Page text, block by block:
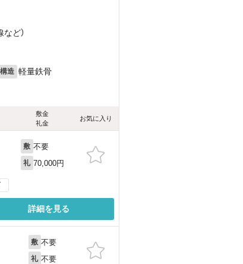
など）
造 軽量鉄骨
敷金
礼金
お気に入り
敷 不要
礼 70,000円
詳細を見る
敷 不要
礼 不要